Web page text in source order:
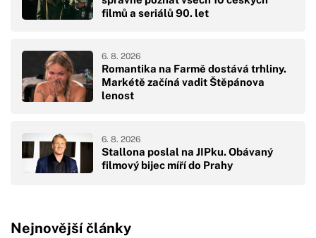
filmů a seriálů 90. let
Romantika na Farmě dostává trhliny.
Markétě začíná vadit Štěpánova
lenost
6. 8. 2026
Stallona poslal na JIPku. Obávaný
filmový bijec míří do Prahy
6. 8. 2026
Nejnovější články